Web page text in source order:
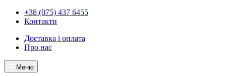
+38 (075) 437 6455
Контакти
Доставка і оплата
Про нас
Меню